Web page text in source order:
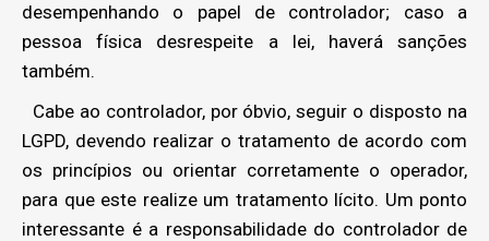
desempenhando o papel de controlador; caso a
pessoa física desrespeite a lei, haverá sanções
também.
Cabe ao controlador, por óbvio, seguir o disposto na
LGPD, devendo realizar o tratamento de acordo com
os princípios ou orientar corretamente o operador,
para que este realize um tratamento lícito. Um ponto
interessante é a responsabilidade do controlador de